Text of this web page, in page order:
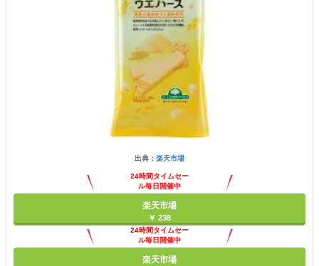
出典： 楽天市場
24時間タイムセー
ル毎日開催中
楽天市場
￥ 238
24時間タイムセー
ル毎日開催中
楽天市場